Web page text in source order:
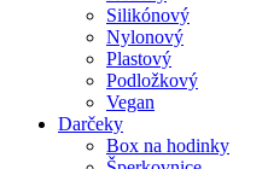
Silikónový
Nylonový
Plastový
Podložkový
Vegan
Darčeky
Box na hodinky